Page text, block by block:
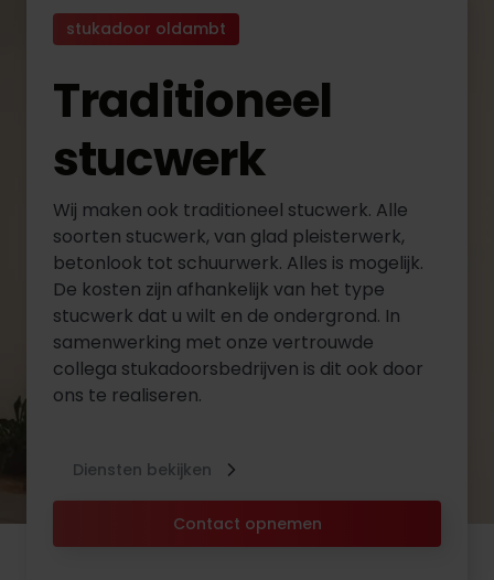
stukadoor oldambt
Traditioneel
stucwerk
Wij maken ook traditioneel stucwerk. Alle
soorten stucwerk, van glad pleisterwerk,
betonlook tot schuurwerk. Alles is mogelijk.
De kosten zijn afhankelijk van het type
stucwerk dat u wilt en de ondergrond. In
samenwerking met onze vertrouwde
collega stukadoorsbedrijven is dit ook door
ons te realiseren.
Contact opnemen
Diensten bekijken